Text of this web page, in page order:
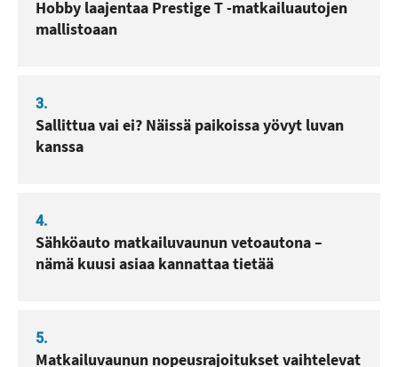
Hobby laajentaa Prestige T -matkailuautojen
mallistoaan
3.
Sallittua vai ei? Näissä paikoissa yövyt luvan
kanssa
4.
Sähköauto matkailuvaunun vetoautona –
nämä kuusi asiaa kannattaa tietää
5.